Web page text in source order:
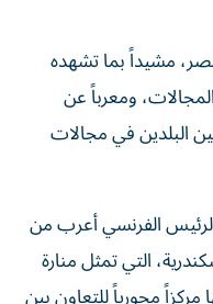
مشيداً بما تشهده
ومعرباً عن
البلدين في مجالات
الفرنسي أعرب من
التي تمثل منارة